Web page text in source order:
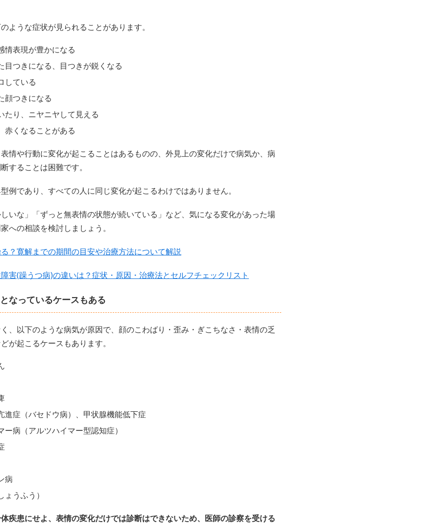
ような症状が見られることがあります。
情表現が豊かになる
目つきになる、目つきが鋭くなる
している
顔つきになる
たり、ニヤニヤして見える
赤くなることがある
情や行動に変化が起こることはあるものの、外見上の変化だけで病気か、病
することは困難です。
例であり、すべての人に同じ変化が起こるわけではありません。
いな」「ずっと無表情の状態が続いている」など、気になる変化があった場
への相談を検討しましょう。
？寛解までの期間の目安や治療方法について解説
害(躁うつ病)の違いは？症状・原因・治療法とセルフチェックリスト
なっているケースもある
、以下のような病気が原因で、顔のこわばり・歪み・ぎこちなさ・表情の乏
が起こるケースもあります。
進症（バセドウ病）、甲状腺機能低下症
ー病（アルツハイマー型認知症）
病
うふう）
疾患にせよ、表情の変化だけでは診断はできないため、医師の診察を受ける